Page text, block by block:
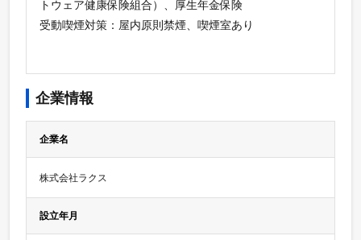
トウェア健康保険組合）、厚生年金保険
受動喫煙対策：屋内原則禁煙、喫煙室あり
企業情報
企業名
株式会社ラクス
設立年月